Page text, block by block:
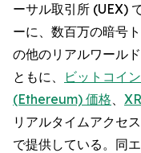
ーサル取引所 (UEX)
ーに、数百万の暗号
の他のリアルワール
ともに、
ビットコイ
(Ethereum) 価格、
リアルタイムアクセ
で提供している。同